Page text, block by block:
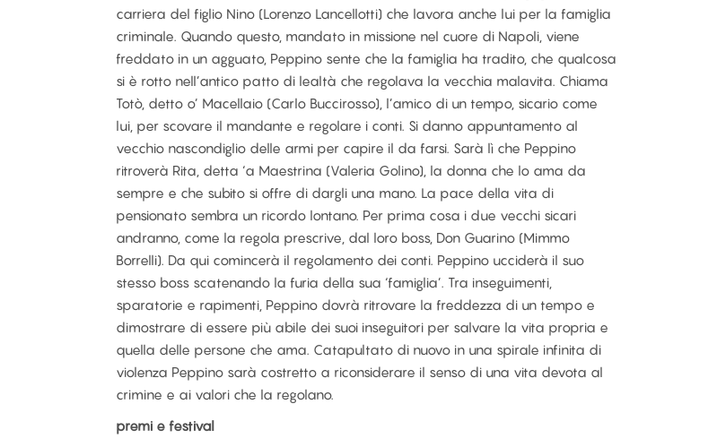
carriera del figlio Nino (Lorenzo Lancellotti) che lavora anche lui per la famiglia
criminale. Quando questo, mandato in missione nel cuore di Napoli, viene
freddato in un agguato, Peppino sente che la famiglia ha tradito, che qualcosa
si è rotto nell’antico patto di lealtà che regolava la vecchia malavita. Chiama
Totò, detto o’ Macellaio (Carlo Buccirosso), l’amico di un tempo, sicario come
lui, per scovare il mandante e regolare i conti. Si danno appuntamento al
vecchio nascondiglio delle armi per capire il da farsi. Sarà lì che Peppino
ritroverà Rita, detta ‘a Maestrina (Valeria Golino), la donna che lo ama da
sempre e che subito si offre di dargli una mano. La pace della vita di
pensionato sembra un ricordo lontano. Per prima cosa i due vecchi sicari
andranno, come la regola prescrive, dal loro boss, Don Guarino (Mimmo
Borrelli). Da qui comincerà il regolamento dei conti. Peppino ucciderà il suo
stesso boss scatenando la furia della sua ‘famiglia’. Tra inseguimenti,
sparatorie e rapimenti, Peppino dovrà ritrovare la freddezza di un tempo e
dimostrare di essere più abile dei suoi inseguitori per salvare la vita propria e
quella delle persone che ama. Catapultato di nuovo in una spirale infinita di
violenza Peppino sarà costretto a riconsiderare il senso di una vita devota al
crimine e ai valori che la regolano.
premi e festival